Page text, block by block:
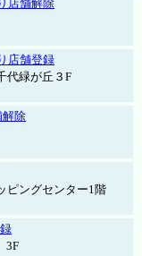
店舗解除
店舗登録
代緑が丘３F
解除
ピングセンター1階
3F